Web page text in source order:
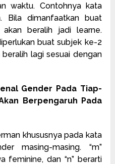
waktu. Contohnya kata
Bila dimanfaatkan buat
beralih jadi learne.
buat subjek ke-2
lagi sesuai dengan
Gender Pada Tiap-
Berpengaruh Pada
khususnya pada kata
masing-masing. “m”
feminine, dan “n” berarti